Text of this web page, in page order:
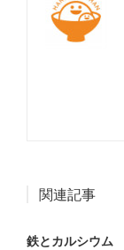
関連記事
鉄とカルシウム